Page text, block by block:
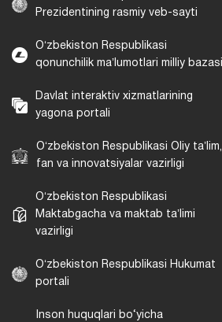
Prezidentining rasmiy veb-sayti
Oʻzbekiston Respublikasi
qonunchilik maʼlumotlari milliy bazasi
Davlat interaktiv xizmatlarining
yagona portali
Oʻzbekiston Respublikasi Oliy taʼlim,
fan va innovatsiyalar vazirligi
Oʻzbekiston Respublikasi
Maktabgacha va maktab taʼlimi
vazirligi
Oʻzbekiston Respublikasi Hukumat
portali
Inson huquqlari bo‘yicha